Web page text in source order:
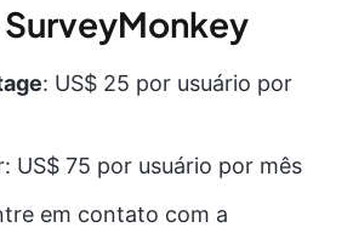
: US$ 25 por usuário por
US$ 75 por usuário por mês
em contato com a